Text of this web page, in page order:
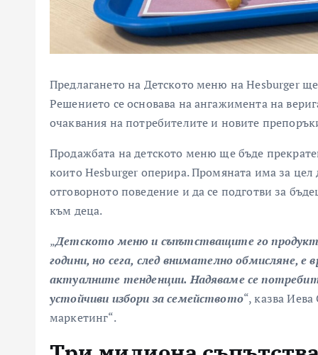
Предлагането на Детското меню на Hesburger
Решението се основава на ангажимента на
очаквания на потребителите и новите
Продажбата на детското меню ще бъде
които Hesburger оперира. Промяната има за
отговорното поведение и да се подготви за
към деца.
„Детското меню и съпътстващите го
години, но сега, след внимателно обмисляне,
актуалните тенденции. Надяваме се
устойчиви избори за семейството“, казва
маркетинг“.